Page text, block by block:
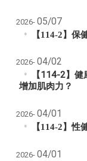
2026- 05/07
【114-2】保
2026- 04/02
【114-2】
增加肌肉力？
2026- 04/01
【114-2】性
2026- 04/01